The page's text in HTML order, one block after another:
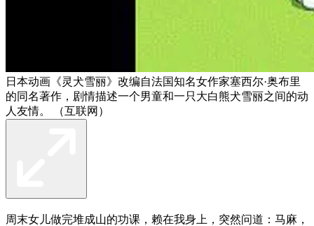
日本动画《灵犬雪丽》改编自法国知名女作家塞西尔·奥布里
的同名著作，剧情描述一个男童和一只大白熊犬雪丽之间的动
人友情。 （互联网）
周末女儿做完堆成山的功课，赖在我身上，突然问道：马麻，